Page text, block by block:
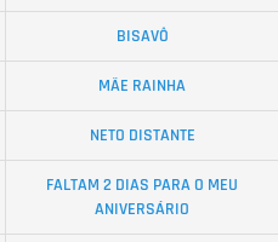
BISAVÔ
MÃE RAINHA
NETO DISTANTE
FALTAM 2 DIAS PARA O MEU
ANIVERSÁRIO